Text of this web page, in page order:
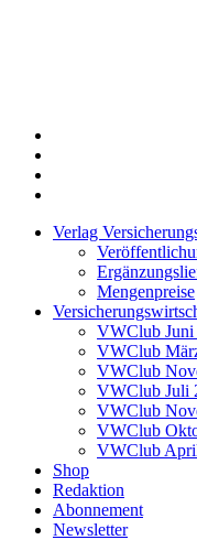
Verlag
Mengenpreise
VWClub Juni
VWClub
VWClub
VWClub Juli
VWClub
VWClub
VWClub
Shop
Redaktion
Abonnement
Newsletter